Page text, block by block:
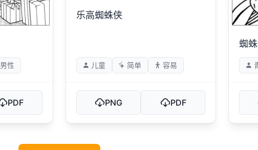
男性
PDF
乐高蜘蛛侠
儿童 简单 容易
PNG PDF
蜘